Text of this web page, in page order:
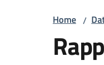
Home /